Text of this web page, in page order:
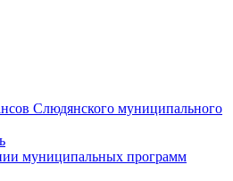
Слюдянского муниципального
муниципальных программ